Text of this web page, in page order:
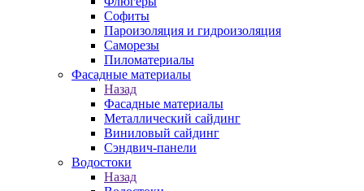
Софиты
Пароизоляция и гидроизоляция
Саморезы
Пиломатериалы
Фасадные материалы
Назад
Фасадные материалы
Металлический сайдинг
Виниловый сайдинг
Сэндвич-панели
Водостоки
Назад